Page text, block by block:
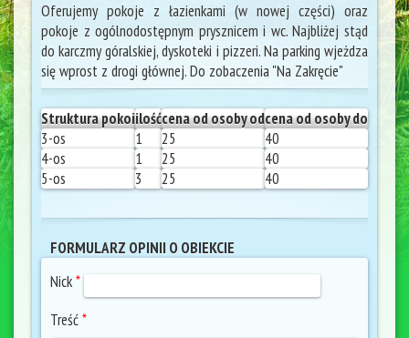
Oferujemy pokoje z łazienkami (w nowej części) oraz
pokoje z ogólnodostępnym prysznicem i wc. Najbliżej stąd
do karczmy góralskiej, dyskoteki i pizzeri. Na parking wjeżdza
się wprost z drogi głównej. Do zobaczenia "Na Zakręcie"
Struktura pokoiilośćcena od osoby odcena od osoby do
3-os
1 25
40
4-os
1 25
40
5-os
3 25 40
FORMULARZ OPINII O OBIEKCIE
Nick*
Treść*